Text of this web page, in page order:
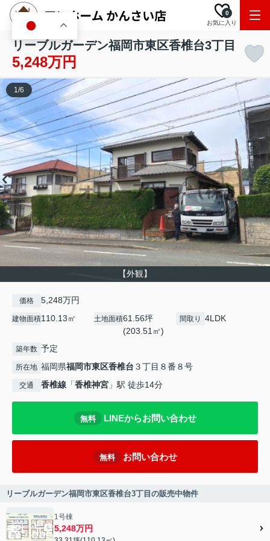
お気に入り
0
リーブルガーデン福岡市東区香椎台3丁目
5,248万円
【外観】
1/6
価格 5,248万円
建物面積110.13㎡ 土地面積61.56坪
(203.51㎡)
間取り 4LDK
築年数 予定
所在地 福岡県福岡市東区香椎台 ３丁目８番８号
交通 香椎線 「香椎神宮 」駅 徒歩14分
無料 LINEからお問い合わせ
無料 お問い合わせ
リーブルガーデン福岡市東区香椎台3丁目の販売中物件
1号棟
5,248万円